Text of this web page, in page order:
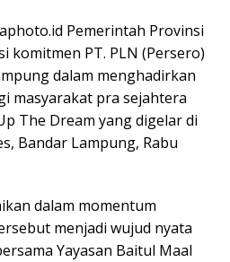
Pemerintah Provinsi
komitmen PT. PLN (Persero)
dalam menghadirkan
masyarakat pra sejahtera
The Dream yang digelar di
Bandar Lampung, Rabu
dalam momentum
menjadi wujud nyata
Yayasan Baitul Maal